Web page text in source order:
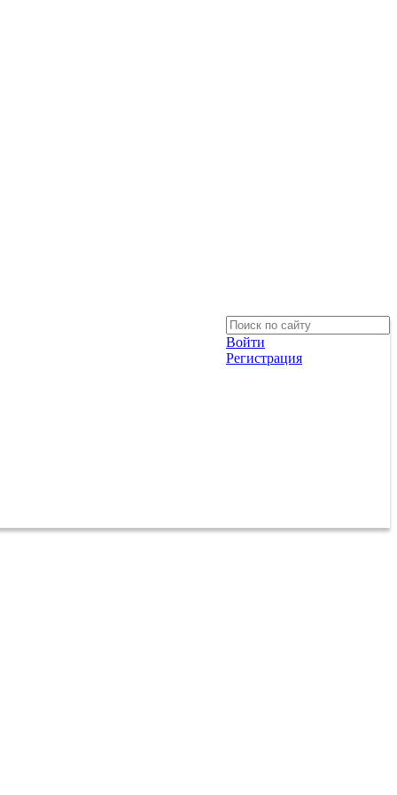
Войти
Регистрация